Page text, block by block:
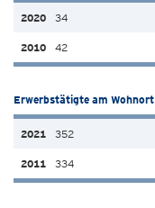
34
42
Erwerbstätigte am Wohnort
352
334